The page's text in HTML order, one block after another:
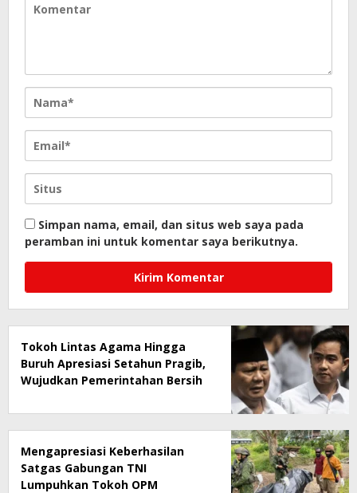
Simpan nama, email, dan situs web saya pada
peramban ini untuk komentar saya berikutnya.
Tokoh Lintas Agama Hingga
Buruh Apresiasi Setahun Pragib,
Wujudkan Pemerintahan Bersih
Mengapresiasi Keberhasilan
Satgas Gabungan TNI
Lumpuhkan Tokoh OPM